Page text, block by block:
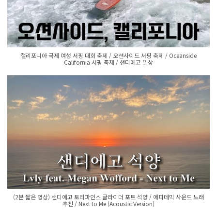
캘리포니아 국제 여성 서핑 대회 축제 / 오션사이드 서핑 축제 / Oceanside
California 서핑 축제 / 샌디에고 일상
(2분 짧은 영상) 샌디에고 토리파인스 글라이더 포트 석양 / 에피데믹 사운드 노래
추천 / Next to Me (Acoustic Version)